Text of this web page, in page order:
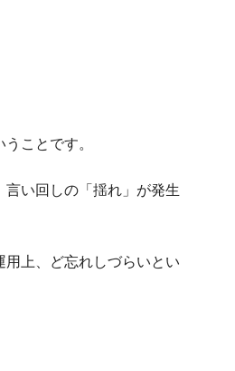
ことです。
い回しの「揺れ」が発生
上、ど忘れしづらいとい